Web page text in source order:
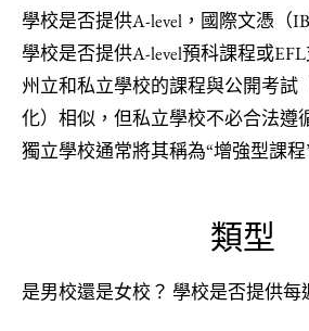
學校是否提供A-level，國際文憑（
學校是否提供A-level預科課程或
州立和私立學校的課程與公開考試
化）相似，但私立學校不必合法遵
獨立學校通常將其稱為“增強型課程
類型
是男校還是女校？ 學校是否提供每